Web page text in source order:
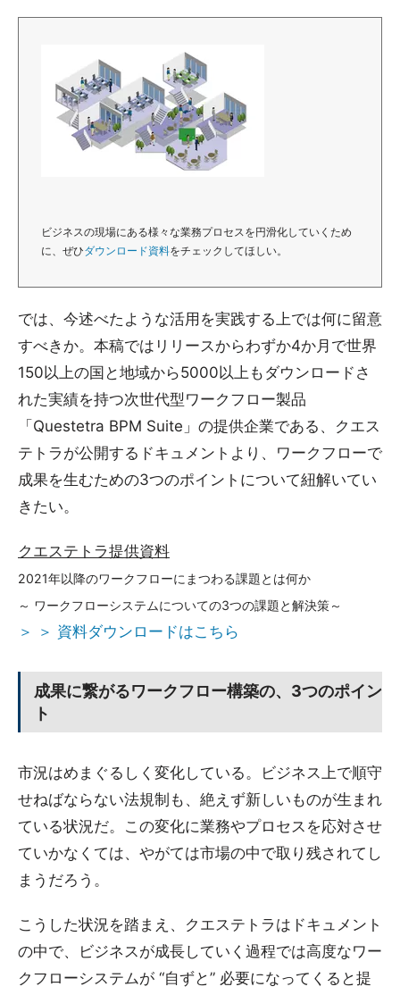
ビジネスの現場にある様々な業務プロセスを円滑化していくため
に、ぜひダウンロード資料をチェックしてほしい。
では、今述べたような活用を実践する上では何に留意
すべきか。本稿ではリリースからわずか4か月で世界
150以上の国と地域から5000以上もダウンロードさ
れた実績を持つ次世代型ワークフロー製品
「Questetra BPM Suite」の提供企業である、クエス
テトラが公開するドキュメントより、ワークフローで
成果を生むための3つのポイントについて紐解いてい
きたい。
クエステトラ提供資料
2021年以降のワークフローにまつわる課題とは何か
～ ワークフローシステムについての3つの課題と解決策～
＞ ＞ 資料ダウンロードはこちら
成果に繋がるワークフロー構築の、3つのポイン
ト
市況はめまぐるしく変化している。ビジネス上で順守
せねばならない法規制も、絶えず新しいものが生まれ
ている状況だ。この変化に業務やプロセスを応対させ
ていかなくては、やがては市場の中で取り残されてし
まうだろう。
こうした状況を踏まえ、クエステトラはドキュメント
の中で、ビジネスが成長していく過程では高度なワー
クフローシステムが “自ずと” 必要になってくると提